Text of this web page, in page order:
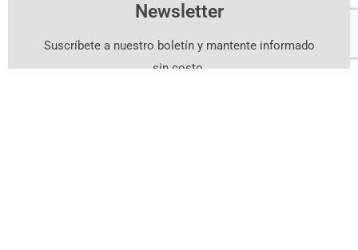
Newsletter
Suscríbete a nuestro boletín y mantente informado
sin costo.